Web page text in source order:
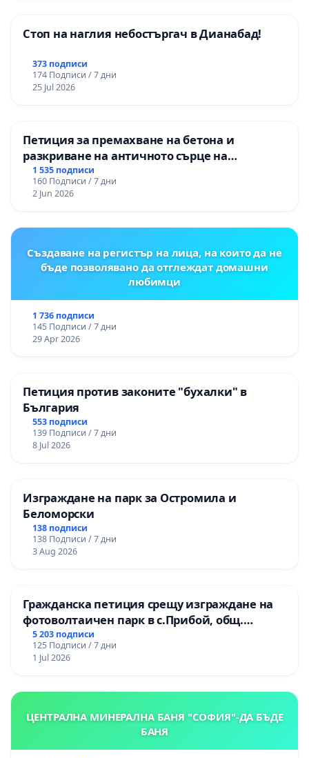
Стоп на наглия небостъргач в Дианабад!
373 подписи
174 Подписи / 7 дни
25 Jul 2026
Петиция за премахване на бетона и
разкриване на античното сърце на
Могиланската могила във Враца
1 535 подписи
160 Подписи / 7 дни
2 Jun 2026
Създаване на регистър на лица, на които да не
бъде позволявано да отглеждат домашни
любимци
1 736 подписи
145 Подписи / 7 дни
29 Apr 2026
Петиция против законите "бухалки" в
България
553 подписи
139 Подписи / 7 дни
8 Jul 2026
Изграждане на парк за Остромила и
Беломорски
138 подписи
138 Подписи / 7 дни
3 Aug 2026
Гражданска петиция срещу изграждане на
фотоволтаичен парк в с.Прибой, общ.
Радомир
5 203 подписи
125 Подписи / 7 дни
1 Jul 2026
ЦЕНТРАЛНА МИНЕРАЛНА БАНЯ "СОФИЯ"-ДА БЪДЕ
БАНЯ